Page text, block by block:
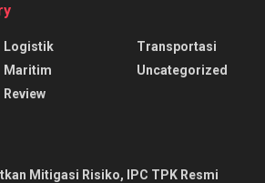
Logistik
Maritim
Review
Transportasi
Uncategorized
Mitigasi Risiko, IPC TPK Resmi